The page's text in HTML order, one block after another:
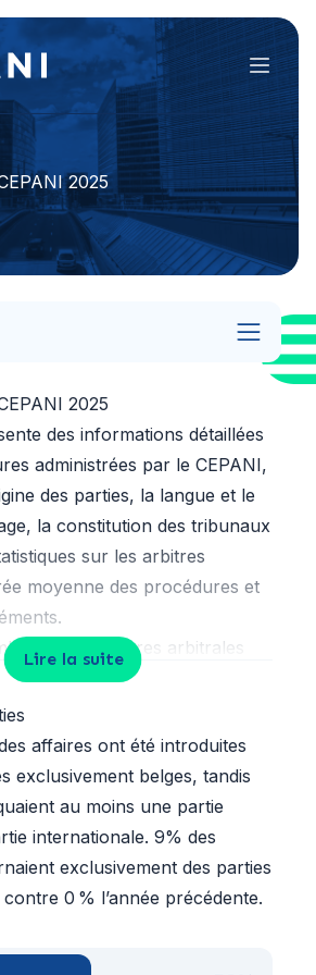
Menu
2025
2025
des informations détaillées
administrées par le CEPANI,
des parties, la langue et le
la constitution des tribunaux
sur les arbitres
moyenne des procédures et
de procédures arbitrales
Nous avons constaté
des dossiers
9 % des affaires concernent
parties étrangères (contre 0
% des dossiers impliquent au
internationale. Les dossiers
stables, représentant 53 %
uniquement des
linguistique des
Lire la suite
affaires ont été introduites
exclusivement belges, tandis
au moins une partie
internationale. 9% des
exclusivement des parties
0 % l’année précédente.